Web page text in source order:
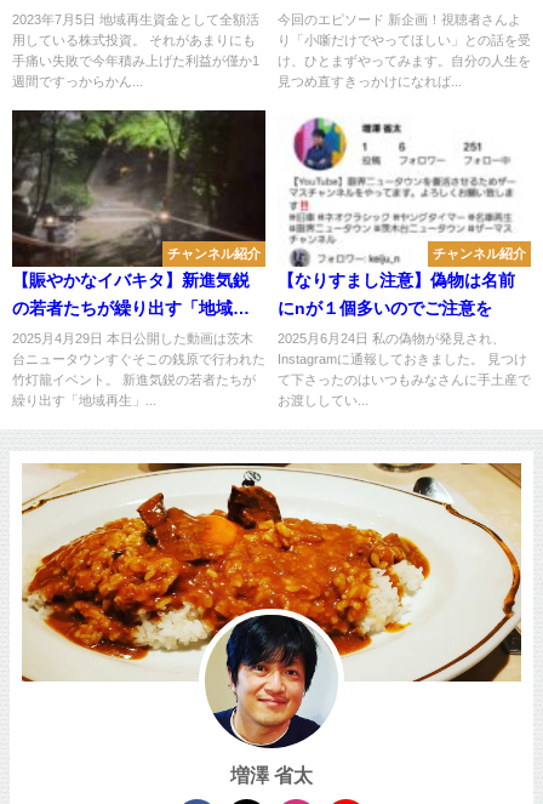
2023年7月5日 地域再生資金として全額活
用している株式投資。 それがあまりにも
手痛い失敗で今年積み上げた利益が僅か1
週間ですっからかん...
のあなたへ！そのお店は本当に
ゲームをするところ？
今回のエピソード 新企画！視聴者さんよ
り「小噺だけでやってほしい」との話を受
け、ひとまずやってみます。自分の人生を
見つめ直すきっかけになれば...
チャンネル紹介
【賑やかなイバキタ】新進気鋭
の若者たちが繰り出す「地域再
生」
2025月4月29日 本日公開した動画は茨木
台ニュータウンすぐそこの銭原で行われた
竹灯籠イベント。 新進気鋭の若者たちが
繰り出す「地域再生」...
チャンネル紹介
【なりすまし注意】偽物は名前
にnが１個多いのでご注意を
2025月6月24日 私の偽物が発見され、
Instagramに通報しておきました。 見つけ
て下さったのはいつもみなさんに手土産で
お渡ししてい...
増澤 省太